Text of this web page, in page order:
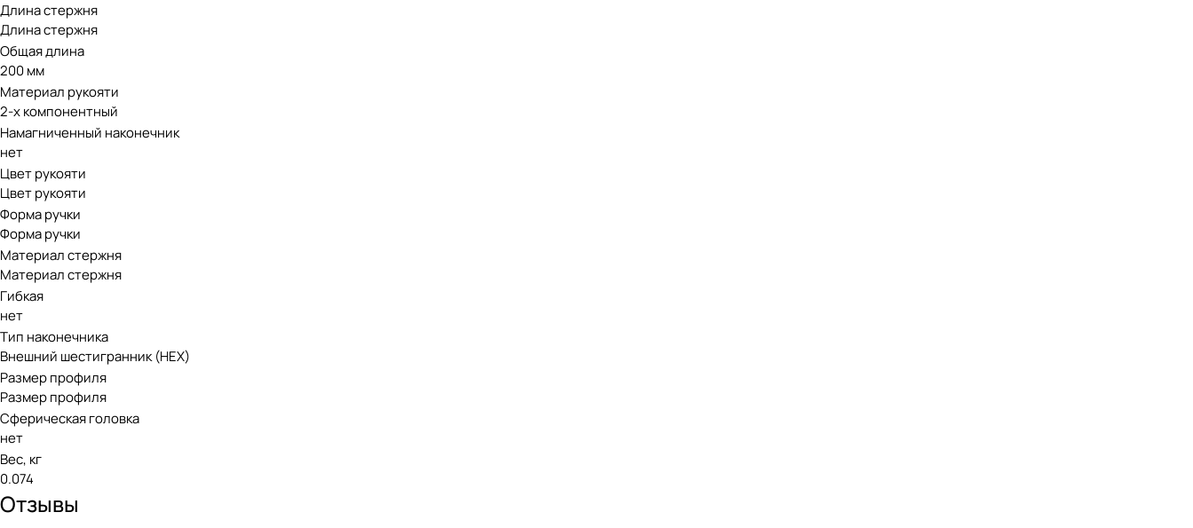
Длина стержня
Длина стержня
Общая длина
200 мм
Материал рукояти
2-х компонентный
Намагниченный наконечник
нет
Цвет рукояти
Цвет рукояти
Форма ручки
Форма ручки
Материал стержня
Материал стержня
Гибкая
нет
Тип наконечника
Внешний шестигранник (HEX)
Размер профиля
Размер профиля
Сферическая головка
нет
Вес, кг
0.074
Отзывы